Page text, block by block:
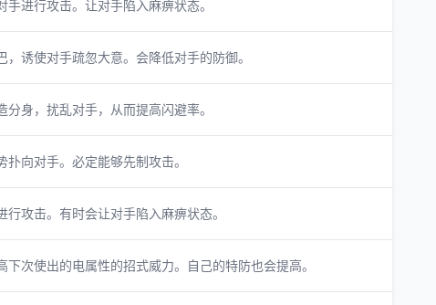
手进行攻击。让对手陷入麻痹状态。
，诱使对手疏忽大意。会降低对手的防御。
分身，扰乱对手，从而提高闪避率。
扑向对手。必定能够先制攻击。
行攻击。有时会让对手陷入麻痹状态。
下次使出的电属性的招式威力。自己的特防也会提高。